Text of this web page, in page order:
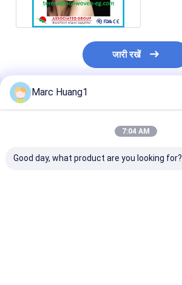
जारी रखें
अनुशंसित उत्पाद
Marc Huang1
7:04 AM
Good day, what product are you looking for?